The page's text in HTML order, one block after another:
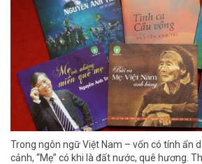
Trong ngôn ngữ Việt Nam – vốn có tính ẩn
cảnh, “Mẹ” có khi là đất nước, quê hương.